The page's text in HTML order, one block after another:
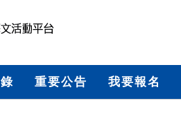
重要公告 我要報名